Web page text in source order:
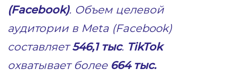
(Facebook). Объем целевой
аудитории в Meta (Facebook)
составляет546,1 тыс. TikTok
охватывает более 664 тыс.